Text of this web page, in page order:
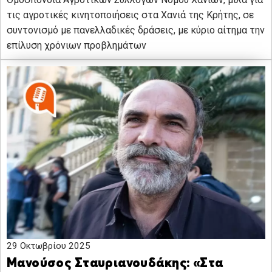
τις αγροτικές κινητοποιήσεις στα Χανιά της Κρήτης, σε
συντονισμό με πανελλαδικές δράσεις, με κύριο αίτημα την
επίλυση χρόνιων προβλημάτων
29 Οκτωβρίου 2025
Μανούσος Σταυριανουδάκης: «Στα